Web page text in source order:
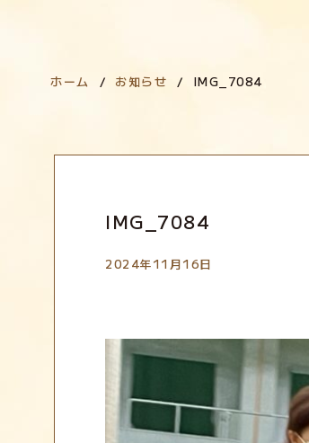
年間行事
ホーム お知らせ IMG_7084
IMG_7084
2024年11月16日